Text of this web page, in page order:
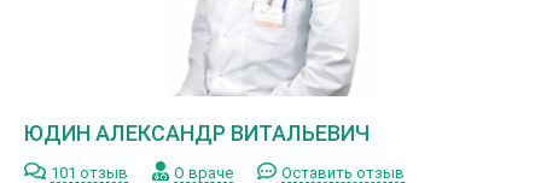
ЮДИН АЛЕКСАНДР ВИТАЛЬЕВИЧ
101 отзыв О враче Оставить отзыв